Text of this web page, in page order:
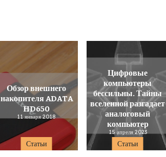
Статьи
Обзор внешнего
накопителя ADATA
HD650
11 января 2018
Статьи
Цифровые
компьютеры
бессильны. Тайны
вселенной разгадает
аналоговый
компьютер
15 апреля 2023